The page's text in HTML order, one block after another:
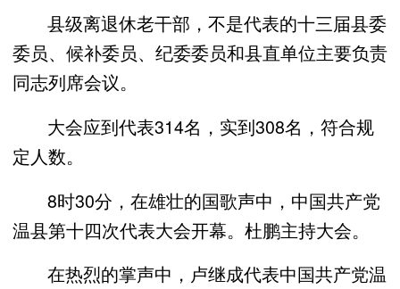
县级离退休老干部，不是代表的十三届县委
委员、候补委员、纪委委员和县直单位主要负责
同志列席会议。
大会应到代表314名，实到308名，符合规
定人数。
8时30分，在雄壮的国歌声中，中国共产党
温县第十四次代表大会开幕。杜鹏主持大会。
在热烈的掌声中，卢继成代表中国共产党温